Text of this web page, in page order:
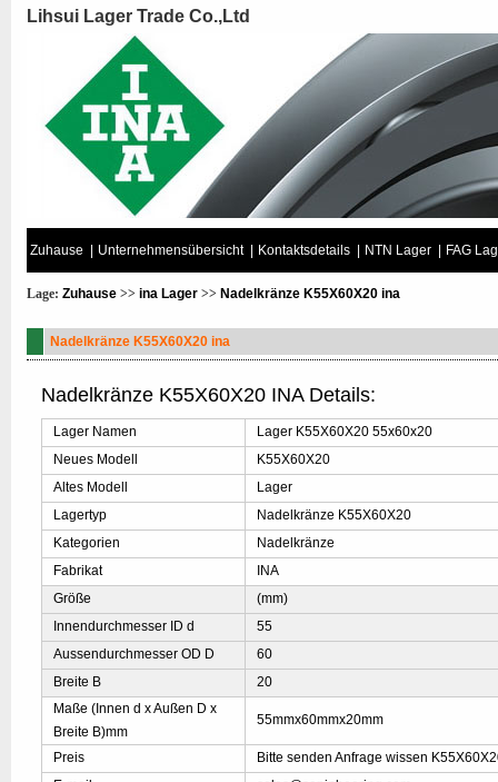
Lihsui Lager Trade Co.,Ltd
Zuhause Unternehmensübersicht Kontaktsdetails NTN Lager FAG
Lage: Zuhause >> ina Lager >> Nadelkränze K55X60X20 ina
Nadelkränze K55X60X20 ina
Nadelkränze K55X60X20 INA Details:
Lager Namen
Lager K55X60X20 55x60x20
Neues Modell
K55X60X20
Altes Modell
Lager
Lagertyp
Nadelkränze K55X60X20
Kategorien
Nadelkränze
Fabrikat
INA
Größe
(mm)
Innendurchmesser ID d
55
Aussendurchmesser OD D
60
Breite B
20
Maße (Innen d x Außen D x
Breite B)mm
55mmx60mmx20mm
Preis
Bitte senden Anfrage wissen